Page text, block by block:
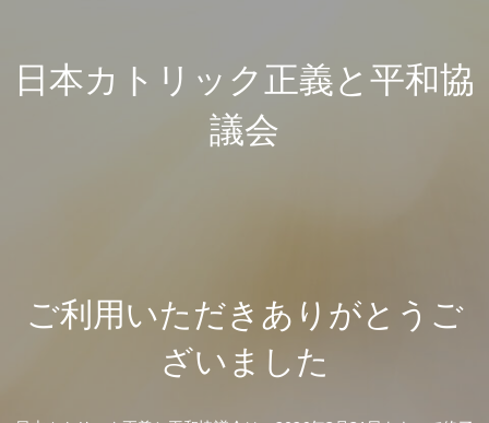
日本カトリック正義と平和協
議会
ご利用いただきありがとうご
ざいました